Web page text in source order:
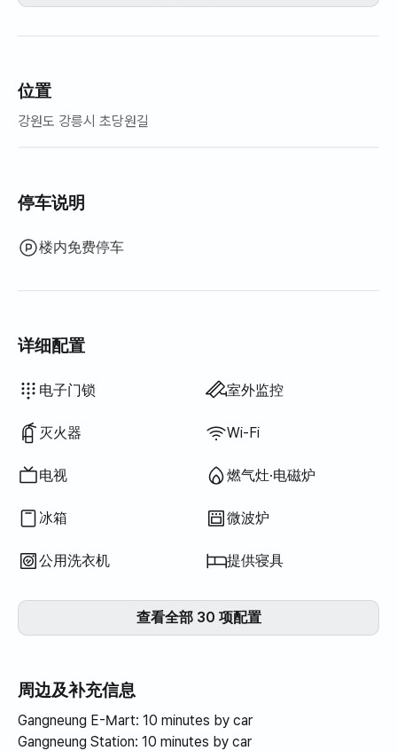
位置
강원도 강릉시 초당원길
停车说明
楼内免费停车
详细配置
电子门锁 室外监控
灭火器 Wi-Fi
电视 燃气灶·电磁炉
冰箱 微波炉
公用洗衣机 提供寝具
空调
不提供:
钥匙锁
不提供:
保安室·保安
不提供:
洗衣机
不提供:
烘干机
不提供:
公用燃气灶·电磁炉
不提供:
公用冰箱
不提供:
公用微波炉
不提供:
公用烘干机
不提供:
可加寝具
不提供:
锅炉（城市燃气）
不提供:
餐桌及椅子
不提供:
衣柜
不提供:
沙发
不提供:
办公桌
吹风机
沐浴露
洗发水·护发素
香皂
卫生纸
牙膏
毛巾
百叶窗
洗洁精
抹布
百洁布
电热水壶
烹饪工具（菜板、刀、剪刀等）
锅具·平底锅
基本餐具（碗、杯等）
挂衣架
矮餐桌
电热锅炉
可再生能源
不提供: 浴缸
不提供: 智能马桶盖
不提供: 过滤花洒
不提供: 牙刷
不提供: 床垫加垫·折叠床垫
不提供: 遮光窗帘
不提供: 扫帚
不提供: 洗衣液
不提供: 衣物柔顺剂
不提供: 厨余垃圾袋
不提供: 垃圾袋
不提供: 吸尘器
不提供: 电饭煲
不提供: 室外烧烤设施
不提供: 电梯
不提供: 免费健身房
不提供: 游泳池
不提供: 免费公共桑拿
不提供: 水疗·按摩浴缸
不提供: 按摩浴缸·桧木浴
不提供: 露台
不提供: 沙发床
不提供: 电风扇
不提供: 煤油供暖
不提供: 液化石油气(LPG)
不提供: 投影仪
不提供: 有线网络
不提供: 晾衣架
不提供: 熨斗
不提供: 洗烘一体机
查看全部 30 项配置
周边及补充信息
Gangneung E-Mart: 10 minutes by car
Gangneung Station: 10 minutes by car